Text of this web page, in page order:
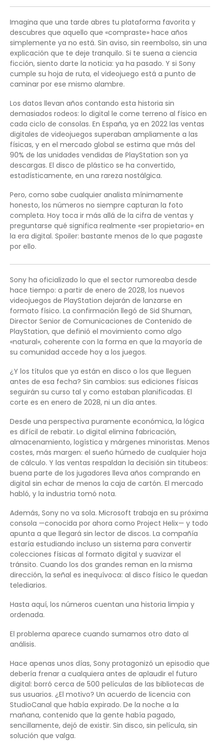
Imagina que una tarde abres tu plataforma favorita y
descubres que aquello que «compraste» hace años
simplemente ya no está. Sin aviso, sin reembolso, sin una
explicación que te deje tranquilo. Si te suena a ciencia
ficción, siento darte la noticia: ya ha pasado. Y si Sony
cumple su hoja de ruta, el videojuego está a punto de
caminar por ese mismo alambre.
Los datos llevan años contando esta historia sin
demasiados rodeos: lo digital le come terreno al físico en
cada ciclo de consolas. En España, ya en 2022 las ventas
digitales de videojuegos superaban ampliamente a las
físicas, y en el mercado global se estima que más del
90% de las unidades vendidas de PlayStation son ya
descargas. El disco de plástico se ha convertido,
estadísticamente, en una rareza nostálgica.
Pero, como sabe cualquier analista mínimamente
honesto, los números no siempre capturan la foto
completa. Hoy toca ir más allá de la cifra de ventas y
preguntarse qué significa realmente «ser propietario» en
la era digital. Spoiler: bastante menos de lo que pagaste
por ello.
Sony ha oficializado lo que el sector rumoreaba desde
hace tiempo: a partir de enero de 2028, los nuevos
videojuegos de PlayStation dejarán de lanzarse en
formato físico. La confirmación llegó de Sid Shuman,
Director Senior de Comunicaciones de Contenido de
PlayStation, que definió el movimiento como algo
«natural», coherente con la forma en que la mayoría de
su comunidad accede hoy a los juegos.
¿Y los títulos que ya están en disco o los que lleguen
antes de esa fecha? Sin cambios: sus ediciones físicas
seguirán su curso tal y como estaban planificadas. El
corte es en enero de 2028, ni un día antes.
Desde una perspectiva puramente económica, la lógica
es difícil de rebatir. Lo digital elimina fabricación,
almacenamiento, logística y márgenes minoristas. Menos
costes, más margen: el sueño húmedo de cualquier hoja
de cálculo. Y las ventas respaldan la decisión sin titubeos:
buena parte de los jugadores lleva años comprando en
digital sin echar de menos la caja de cartón. El mercado
habló, y la industria tomó nota.
Además, Sony no va sola. Microsoft trabaja en su próxima
consola —conocida por ahora como Project Helix— y todo
apunta a que llegará sin lector de discos. La compañía
estaría estudiando incluso un sistema para convertir
colecciones físicas al formato digital y suavizar el
tránsito. Cuando los dos grandes reman en la misma
dirección, la señal es inequívoca: al disco físico le quedan
telediarios.
Hasta aquí, los números cuentan una historia limpia y
ordenada.
El problema aparece cuando sumamos otro dato al
análisis.
Hace apenas unos días, Sony protagonizó un episodio que
debería frenar a cualquiera antes de aplaudir el futuro
digital: borró cerca de 500 películas de las bibliotecas de
sus usuarios. ¿El motivo? Un acuerdo de licencia con
StudioCanal que había expirado. De la noche a la
mañana, contenido que la gente había pagado,
sencillamente, dejó de existir. Sin disco, sin película, sin
solución que valga.